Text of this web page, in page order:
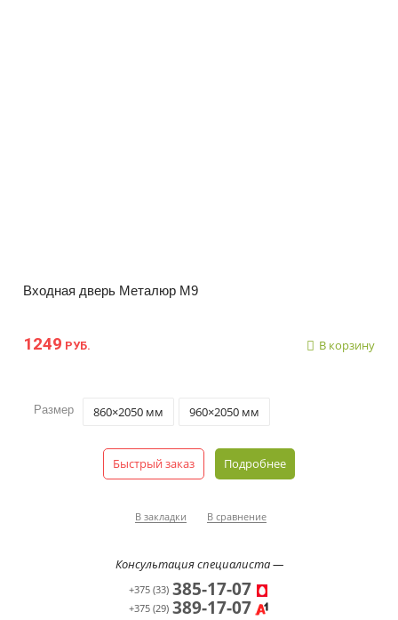
Входная дверь Металюр М9
1249 РУБ. В корзину
Размер 860×2050 мм 960×2050 мм
Быстрый заказ Подробнее
В закладки В сравнение
Консультация специалиста —
+375 (33) 385-17-07
+375 (29) 389-17-07